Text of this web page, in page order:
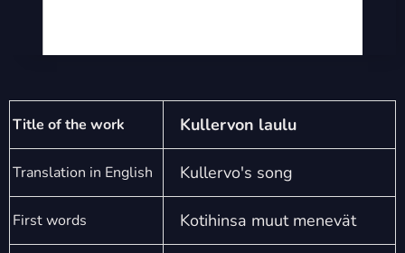
Title of the work Kullervon laulu
Translation in English Kullervo's song
First words Kotihinsa muut menevät